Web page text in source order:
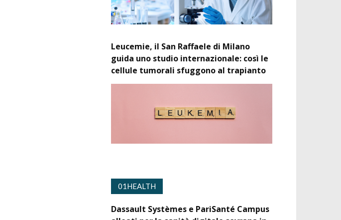
Leucemie, il San Raffaele di Milano
guida uno studio internazionale: così le
cellule tumorali sfuggono al trapianto
01HEALTH
Dassault Systèmes e PariSanté Campus